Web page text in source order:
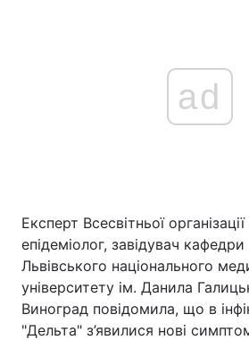
Україна
Економіка Світ
Спорт Наука
ad
Експерт Всесвітньої
епідеміолог, завідувач кафедри
Львівського національного
університету ім. Данила
Виноград повідомила, що в
"Дельта" з’явилися нові